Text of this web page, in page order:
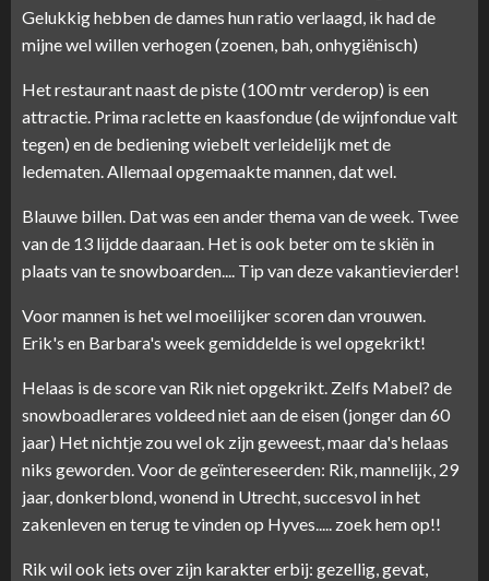
Gelukkig hebben de dames hun ratio verlaagd, ik had de
mijne wel willen verhogen (zoenen, bah, onhygiënisch)
Het restaurant naast de piste (100 mtr verderop) is een
attractie. Prima raclette en kaasfondue (de wijnfondue valt
tegen) en de bediening wiebelt verleidelijk met de
ledematen. Allemaal opgemaakte mannen, dat wel.
Blauwe billen. Dat was een ander thema van de week. Twee
van de 13 lijdde daaraan. Het is ook beter om te skiën in
plaats van te snowboarden.... Tip van deze vakantievierder!
Voor mannen is het wel moeilijker scoren dan vrouwen.
Erik's en Barbara's week gemiddelde is wel opgekrikt!
Helaas is de score van Rik niet opgekrikt. Zelfs Mabel? de
snowboadlerares voldeed niet aan de eisen (jonger dan 60
jaar) Het nichtje zou wel ok zijn geweest, maar da's helaas
niks geworden. Voor de geïntereseerden: Rik, mannelijk, 29
jaar, donkerblond, wonend in Utrecht, succesvol in het
zakenleven en terug te vinden op Hyves..... zoek hem op!!
Rik wil ook iets over zijn karakter erbij: gezellig, gevat,